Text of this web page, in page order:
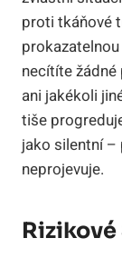
proti tkáňové
necítíte
ani jakékoli
tiše
jako silentní –
neprojevuje.